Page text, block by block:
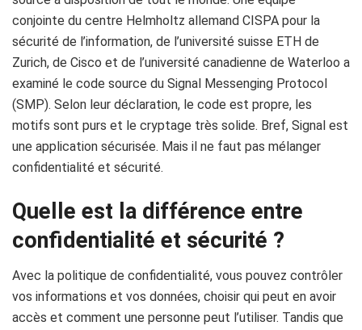
conjointe du centre Helmholtz allemand CISPA pour la
sécurité de l’information, de l’université suisse ETH de
Zurich, de Cisco et de l’université canadienne de Waterloo a
examiné le code source du Signal Messenging Protocol
(SMP). Selon leur déclaration, le code est propre, les
motifs sont purs et le cryptage très solide. Bref, Signal est
une application sécurisée. Mais il ne faut pas mélanger
confidentialité et sécurité.
Quelle est la différence entre
confidentialité et sécurité ?
Avec la politique de confidentialité, vous pouvez contrôler
vos informations et vos données, choisir qui peut en avoir
accès et comment une personne peut l’utiliser. Tandis que